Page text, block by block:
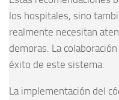
los hospitales, sino
realmente necesitan
demoras. La
éxito de este sistema.
La implementación del